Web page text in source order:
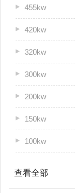
455kw
420kw
320kw
300kw
200kw
150kw
100kw
查看全部